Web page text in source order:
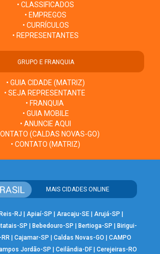
• CLASSIFICADOS
• EMPREGOS
• CURRÍCULOS
• REPRESENTANTES
GRUPO E FRANQUIA
• GUIA CIDADE (MATRIZ)
• SEJA REPRESENTANTE
• FRANQUIA
• GUIA MOBILE
• ANUNCIE AQUI
(CALDAS NOVAS-GO)
• CONTATO (MATRIZ)
MAIS CIDADES ONLINE
RJ Apiaí-SP Aracaju-SE| Arujá-SP
SP Bebedouro-SP Bertioga-SP
Birigui-
|Cajamar-SP |Caldas Novas-GO |CAMPO
Jordão-SP Ceilândia-DF| Cerejeiras-RO